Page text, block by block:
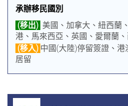
承辦移民國別
(移出) 美國、加拿大、紐西蘭
港、馬來西亞、英國、愛爾蘭
臘、日本、韓國、菲律賓、杜
聖克里斯多福及尼維斯、聖露西
(移入) 中國(大陸)停留簽證、
居留